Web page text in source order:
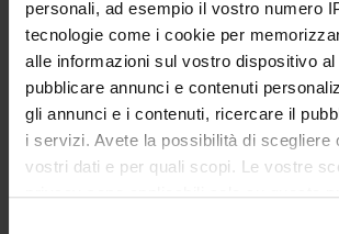
personali, ad esempio il vostro numero
tecnologie come i cookie per
alle informazioni sul vostro dispositivo al
pubblicare annunci e contenuti
gli annunci e i contenuti, ricercare il
i servizi. Avete la possibilità di scegliere
vostri dati e per quali scopi. Le vostre
privacy sono applicabili solo su questa
Referente
Paolo Frassi
Dipartimento